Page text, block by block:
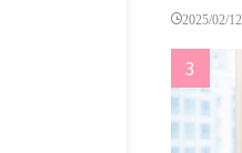
2025/02/12